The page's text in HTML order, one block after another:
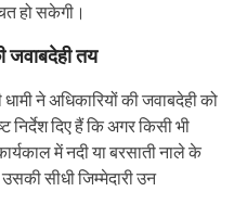
हो सकेगी।
जवाबदेही तय
ने अधिकारियों की जवाबदेही को
दिए हैं कि अगर किसी भी
में नदी या बरसाती नाले के
सीधी जिम्मेदारी उन